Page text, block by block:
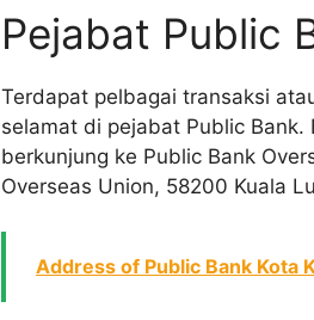
Pejabat Public
Terdapat pelbagai transaksi
selamat di pejabat Public
berkunjung ke Public Bank
Overseas Union, 58200 Kuala
Address of Public Bank Kota